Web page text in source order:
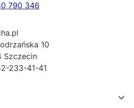
790 346
10
Szczecin
233-41-41